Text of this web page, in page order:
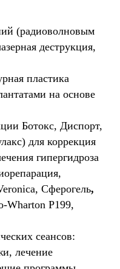
(радиоволновым
деструкция,
пластика
на основе
Ботокс, Диспорт,
для коррекция
гипергидроза
Сферогель,
Wharton P199,
сеансов:
лечение